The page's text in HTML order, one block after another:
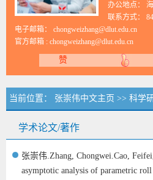
办公地点：
联系方式：
电子邮箱： chongweizhang@dlut.edu.cn
官方邮箱 : chongweizhang@dlut.edu.cn
赞
当前位置： 张崇伟中文主页 >> 科学
学术论文/著作
张崇伟.Zhang, Chongwei.Cao,
asymptotic analysis of parametric